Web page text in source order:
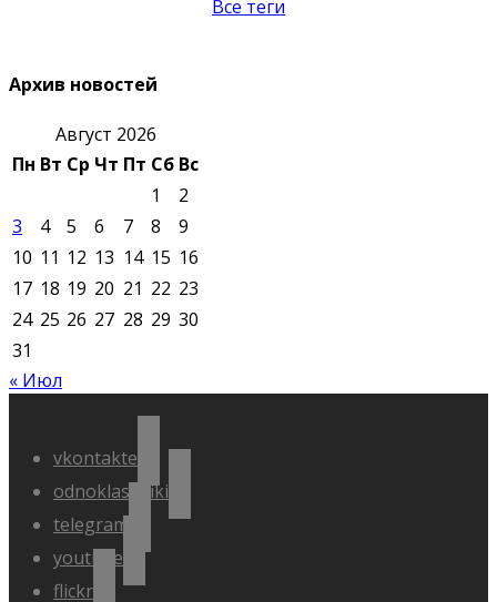
Все теги
Архив новостей
Август 2026
Пн Вт Ср Чт Пт Сб Вс
1
2
3
4 5 6 7 8
9
10 11 12 13 14 15 16
17 18 19 20 21 22 23
24 25 26 27 28 29 30
31
« Июл
vkontakte
odnoklassniki
telegram
youtube
flickr